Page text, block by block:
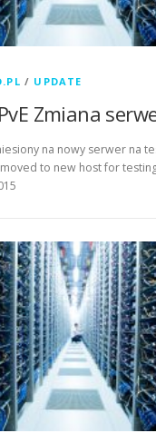
/ UPDATE
Zmiana
na nowy serwer na
to new host for